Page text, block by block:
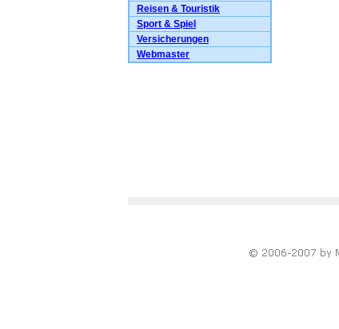
Reisen & Touristik
Sport & Spiel
Versicherungen
Webmaster